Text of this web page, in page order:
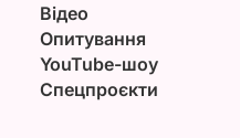
Відео
Опитування
YouTube-шоу
Спецпроєкти